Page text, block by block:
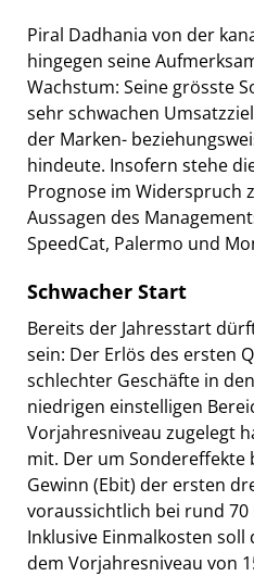
Piral Dadhania von der
hingegen seine
Wachstum: Seine grösste
sehr schwachen
der Marken-
hindeute. Insofern stehe
Prognose im Widerspruch
Aussagen des
SpeedCat, Palermo und
Schwacher Start
Bereits der Jahresstart
sein: Der Erlös des ersten
schlechter Geschäfte in
niedrigen einstelligen
Vorjahresniveau zugelegt
mit. Der um
Gewinn (Ebit) der ersten
voraussichtlich bei rund
Inklusive Einmalkosten
dem Vorjahresniveau von